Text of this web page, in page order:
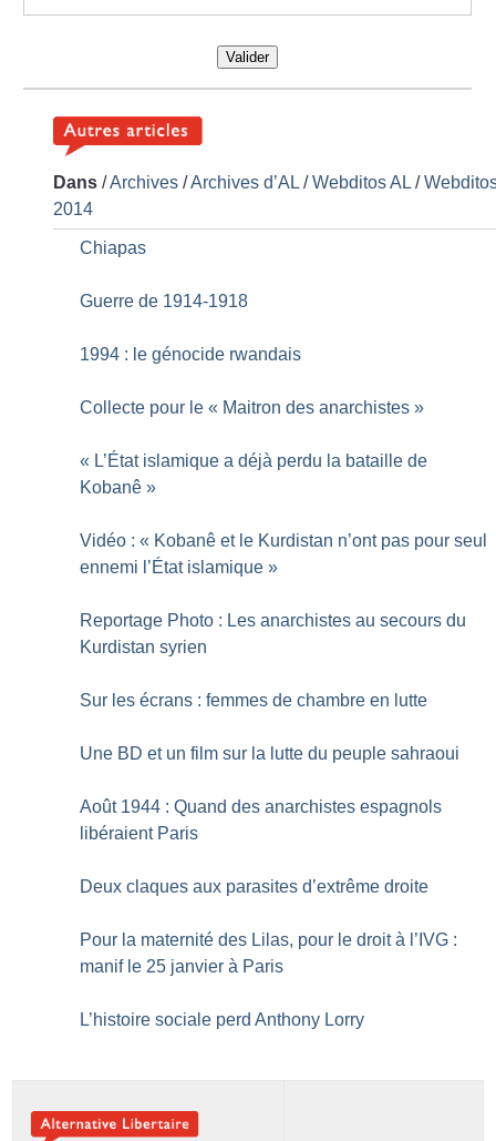
Valider
Dans /Archives /Archives d’AL /Webditos AL /
2014
Chiapas
Guerre de 1914-1918
1994 : le génocide rwandais
Collecte pour le « Maitron des anarchistes »
« L’État islamique a déjà perdu la bataille de
Kobanê »
Vidéo : « Kobanê et le Kurdistan n’ont pas pour seul
ennemi l’État islamique »
Reportage Photo : Les anarchistes au secours du
Kurdistan syrien
Sur les écrans : femmes de chambre en lutte
Une BD et un film sur la lutte du peuple sahraoui
Août 1944 : Quand des anarchistes espagnols
libéraient Paris
Deux claques aux parasites d’extrême droite
Pour la maternité des Lilas, pour le droit à l’IVG :
manif le 25 janvier à Paris
L’histoire sociale perd Anthony Lorry